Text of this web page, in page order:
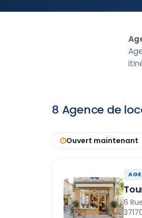
8 Agence de
Ouvert maintenant
6